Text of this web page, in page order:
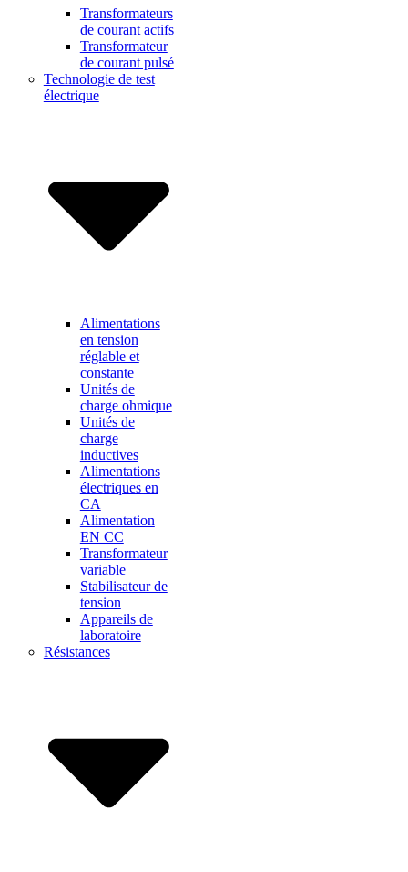
Transformateurs
de courant actifs
Transformateur
de courant pulsé
Technologie de test
électrique
Alimentations
en tension
réglable et
constante
Unités de
charge ohmique
Unités de
charge
inductives
Alimentations
électriques en
CA
Alimentation
EN CC
Transformateur
variable
Stabilisateur de
tension
Appareils de
laboratoire
Résistances